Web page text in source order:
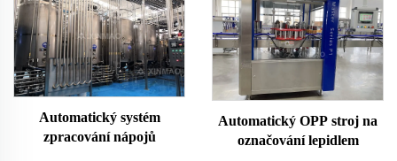
Automatický systém
zpracování nápojů
Automatický OPP stroj na
označování lepidlem